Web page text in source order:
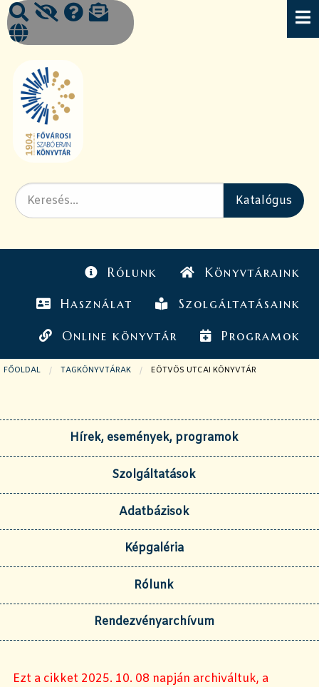
Rólunk Könyvtáraink
Használat Szolgáltatásaink
Online könyvtár Programok
FŐOLDAL TAGKÖNYVTÁRAK JELENLEGI OLDAL:
EÖTVÖS UTCAI KÖNYVTÁR
Hírek, események, programok
Szolgáltatások
Adatbázisok
Képgaléria
Rólunk
Rendezvényarchívum
Ezt a cikket 2025. 10. 08 napján archiváltuk, a